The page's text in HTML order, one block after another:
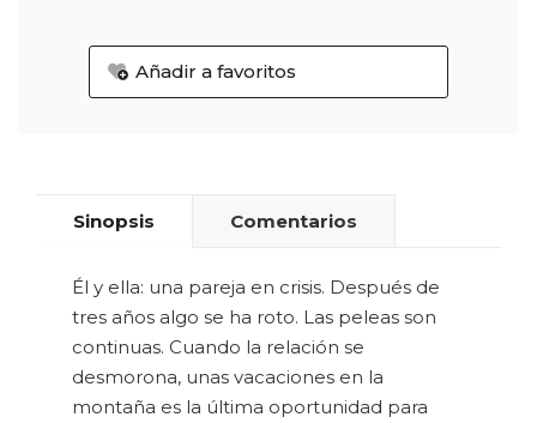
Añadir a favoritos
Sinopsis Comentarios
Él y ella: una pareja en crisis. Después de
tres años algo se ha roto. Las peleas son
continuas. Cuando la relación se
desmorona, unas vacaciones en la
montaña es la última oportunidad para